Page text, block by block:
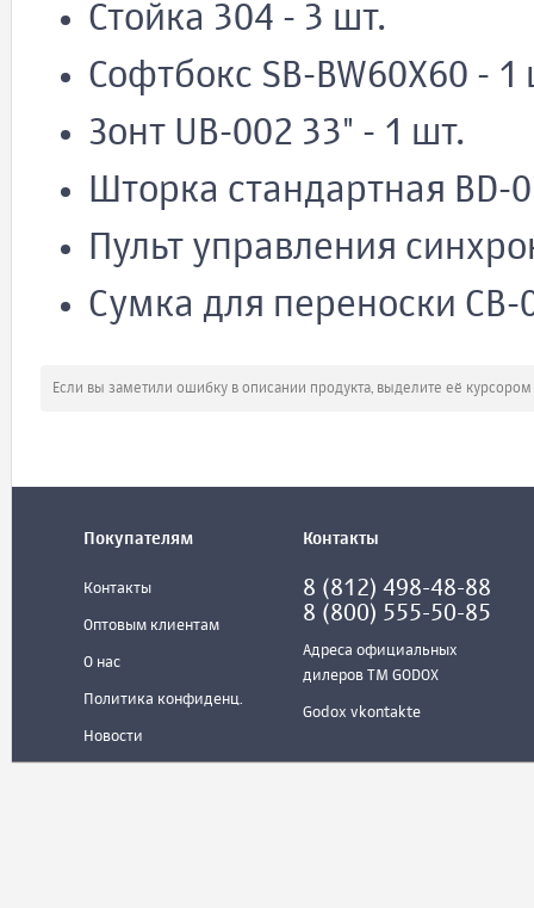
Стойка 304 - 3 шт.
Софтбокс SB-BW60X60 - 1
Зонт UB-002 33" - 1 шт.
Шторка стандартная BD-
Пульт управления
Сумка для переноски CB-
Если вы заметили ошибку в описании продукта, выделите её
Покупателям
Контакты
Оптовым клиентам
О нас
Политика конфиденц.
Новости
Контакты
8 (812) 498-48-88
8 (800) 555-50-85
Адреса официальных
дилеров ТМ GODOX
Godox vkontakte